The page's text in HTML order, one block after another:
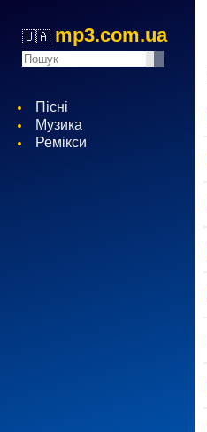
🇺🇦 mp3.com.ua
Пісні
Музика
Ремікси